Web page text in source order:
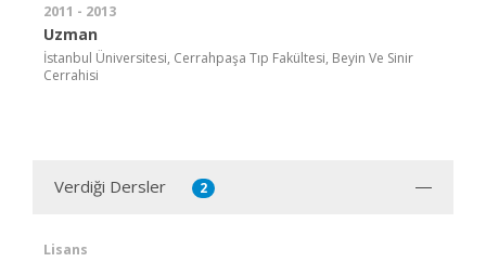
2011 - 2013
Uzman
İstanbul Üniversitesi, Cerrahpaşa Tıp Fakültesi, Beyin Ve Sinir
Cerrahisi
Verdiği Dersler 2
Lisans